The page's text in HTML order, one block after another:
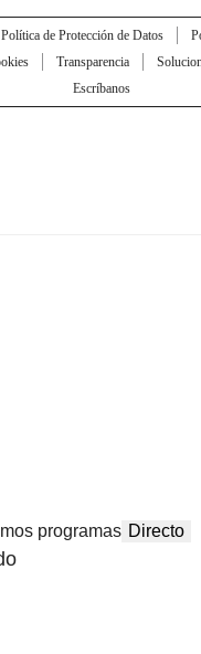
Política de Protección de Datos
Transparencia
Escríbanos
programas Directo